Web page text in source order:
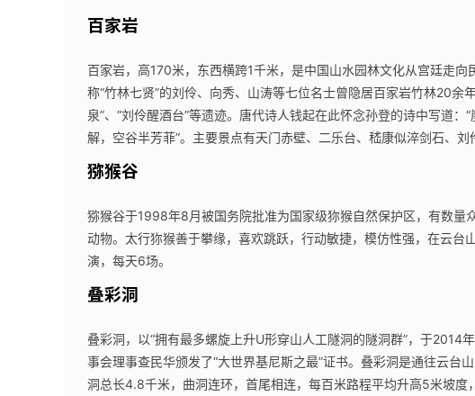
百家岩
百家岩，高170米，东西横跨1千米，是中国山水园林文化从宫廷走
称“竹林七贤”的刘伶、向秀、山涛等七位名士曾隐居百家岩竹林20余
泉”、“刘伶醒酒台”等遗迹。唐代诗人钱起在此怀念孙登的诗中写道
解，空谷半芳菲”。主要景点有天门赤壁、二乐台、嵇康似淬剑石、
猕猴谷
猕猴谷于1998年8月被国务院批准为国家级狝猴自然保护区，有数量
动物。太行狝猴善于攀缘，喜欢跳跃，行动敏捷，模仿性强，在云
演，每天6场。
叠彩洞
叠彩洞，以“拥有最多螺旋上升U形穿山人工隧洞的隧洞群”，于
事会理事查民华颁发了“大世界基尼斯之最”证书。叠彩洞是通往云
洞总长4.8千米，曲洞连环，首尾相连，每百米路程平均升高5米坡